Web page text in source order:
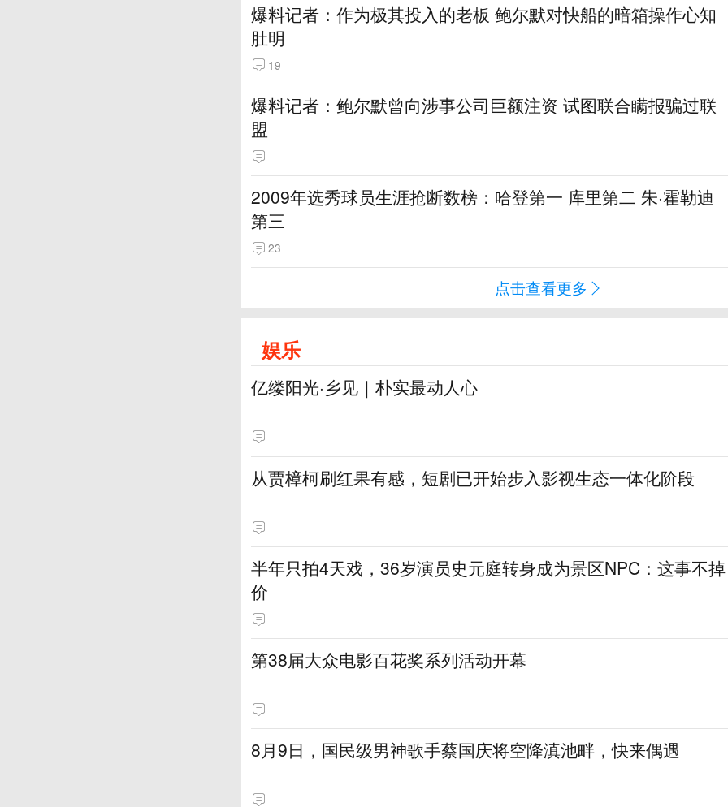
爆料记者：作为极其投入的老板 鲍尔默对快船的暗箱操作心知
肚明
19
爆料记者：鲍尔默曾向涉事公司巨额注资 试图联合瞒报骗过联
盟
2009年选秀球员生涯抢断数榜：哈登第一 库里第二 朱·霍勒迪
第三
23
点击查看更多
娱乐
亿缕阳光·乡见｜朴实最动人心
从贾樟柯刷红果有感，短剧已开始步入影视生态一体化阶段
半年只拍4天戏，36岁演员史元庭转身成为景区NPC：这事不掉
价
第38届大众电影百花奖系列活动开幕
8月9日，国民级男神歌手蔡国庆将空降滇池畔，快来偶遇